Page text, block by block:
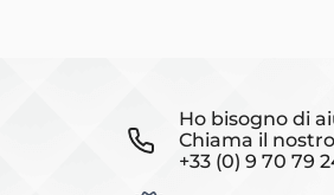
Ho bisogno di
Chiama il
+33 (0) 9 70 79